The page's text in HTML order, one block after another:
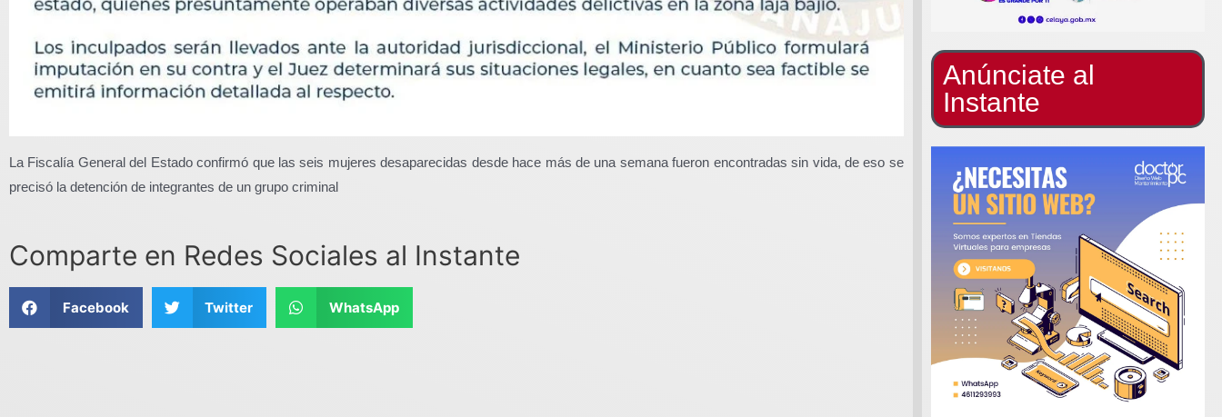
La Fiscalía General del Estado confirmó que las seis mujeres desaparecidas desde hace más de una semana fueron encontradas sin vida, de eso se
precisó la detención de integrantes de un grupo criminal
Comparte en Redes Sociales al Instante
Facebook Twitter WhatsApp
Anúnciate al
Instante